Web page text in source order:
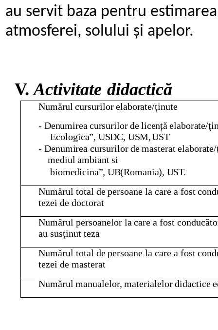
au servit baza pentru
atmosferei, solului și apelor.
V.Activitate didactică
Numărul cursurilorelaborate/ţinute
- Denumirea cursurilor delicență elaborate/
Ecologica”, USDC, USM,UST
- Denumirea cursurilordemasterat
mediul ambiantsi
biomedicina”, UB(Romania), UST.
Numărul total de persoane la care a fost
tezei de doctorat
Numărul persoanelor la care a fost
au susţinut teza
Numărul total de persoane la care a fost
tezei de masterat
Numărul manualelor, materialelordidactice